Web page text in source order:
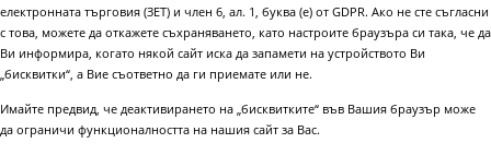
електронната търговия (ЗЕТ) и член 6, ал. 1, буква (е) от GDPR. Ако не сте съгласни
с това, можете да откажете съхраняването, като настроите браузъра си така, че да
Ви информира, когато някой сайт иска да запамети на устройството Ви
„бисквитки“, а Вие съответно да ги приемате или не.
Имайте предвид, че деактивирането на „бисквитките“ във Вашия браузър може
да ограничи функционалността на нашия сайт за Вас.